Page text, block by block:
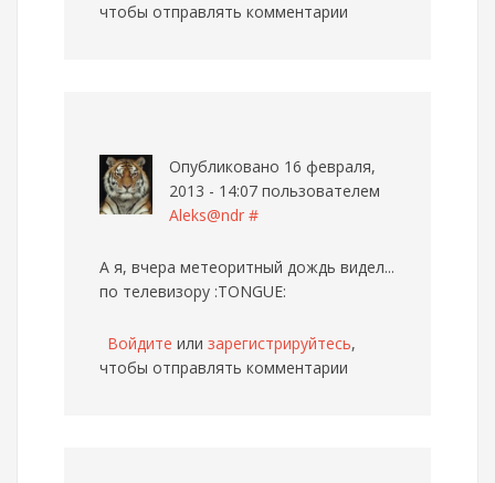
чтобы отправлять комментарии
Опубликовано 16 февраля,
2013 - 14:07 пользователем
Aleks@ndr #
А я, вчера метеоритный дождь видел...
по телевизору :TONGUE:
Войдите или зарегистрируйтесь,
чтобы отправлять комментарии